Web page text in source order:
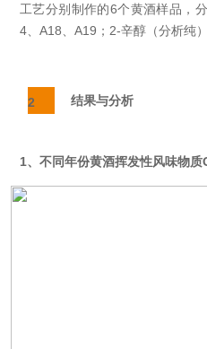
工艺分别制作的6个黄酒样品，
4、A18、A19； 2-辛醇 （分析纯）
2 结果与分析
1、不同年份黄酒挥发性风味物